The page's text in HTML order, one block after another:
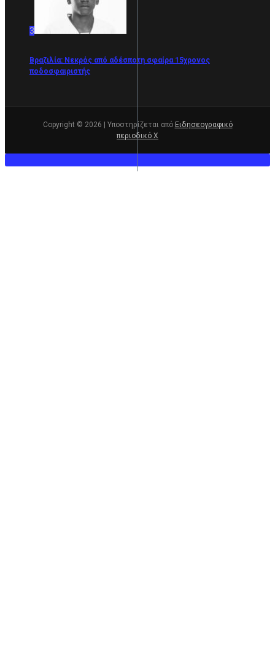
3
Βραζιλία: Νεκρός από αδέσποτη σφαίρα 15χρονος
ποδοσφαιριστής
Copyright © 2026 | Υποστηρίζεται από Ειδησεογραφικό
περιοδικό Χ